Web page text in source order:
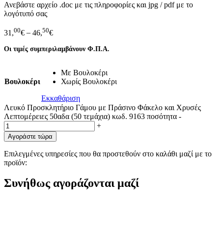
Ανεβάστε αρχείο .doc με τις πληροφορίες και jpg / pdf με το
λογότυπό σας
31,00€ – 46,50€
Οι τιμές συμπεριλαμβάνουν Φ.Π.Α.
Βουλοκέρι
Με Βουλοκέρι
Χωρίς Βουλοκέρι
Εκκαθάριση
Λευκό Προσκλητήριο Γάμου με Πράσινο Φάκελο και Χρυσές
Λεπτομέρειες 50αδα (50 τεμάχια) κωδ. 9163 ποσότητα -
+
Αγοράστε τώρα
Επιλεγμένες υπηρεσίες που θα προστεθούν στο καλάθι μαζί με το
προϊόν:
Συνήθως αγοράζονται μαζί